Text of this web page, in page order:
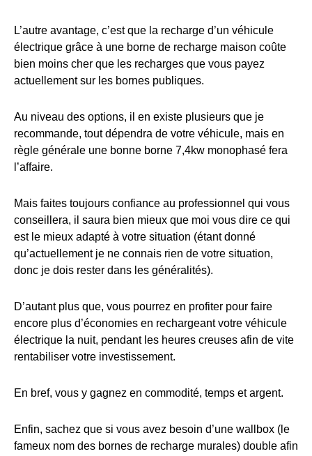
L’autre avantage, c’est que la recharge d’un véhicule
électrique grâce à une borne de recharge maison coûte
bien moins cher que les recharges que vous payez
actuellement sur les bornes publiques.
Au niveau des options, il en existe plusieurs que je
recommande, tout dépendra de votre véhicule, mais en
règle générale une bonne borne 7,4kw monophasé fera
l’affaire.
Mais faites toujours confiance au professionnel qui vous
conseillera, il saura bien mieux que moi vous dire ce qui
est le mieux adapté à votre situation (étant donné
qu’actuellement je ne connais rien de votre situation,
donc je dois rester dans les généralités).
D’autant plus que, vous pourrez en profiter pour faire
encore plus d’économies en rechargeant votre véhicule
électrique la nuit, pendant les heures creuses afin de vite
rentabiliser votre investissement.
En bref, vous y gagnez en commodité, temps et argent.
Enfin, sachez que si vous avez besoin d’une wallbox (le
fameux nom des bornes de recharge murales) double afin